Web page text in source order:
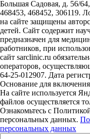
Большая Садовая, д. 56/
468453, 468452, 306119.
на сайте защищены
детей. Сайт содержит
предназначен для
работников, при
сайт sarclinic.ru
операторов,
64-25-012907. Дата
Основание для
На сайте используется
файлов осуществляется
Ознакомьтесь с
персональных данных.
персональных данных